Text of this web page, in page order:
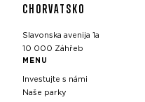
CHORVATSKO
Slavonska avenija 1a
10 000 Záhřeb
MENU
Investujte s námi
Naše parky